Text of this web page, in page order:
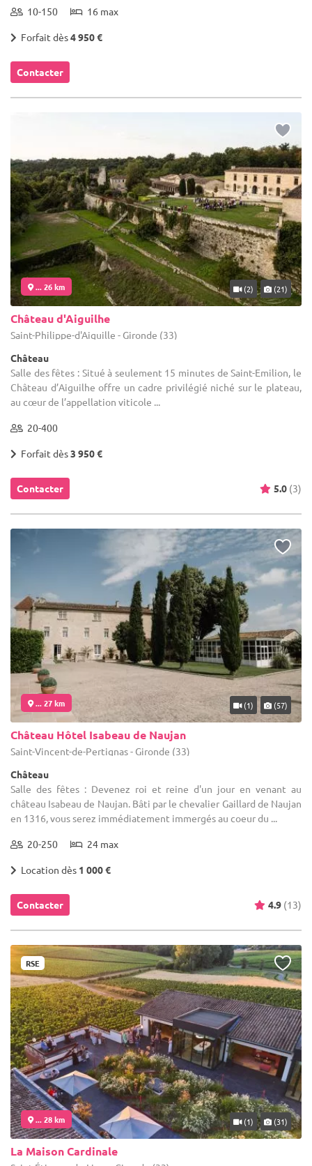
10-150 16 max
Forfait dès4 950 €
Contacter
... 26 km (2) (21)
Château d'Aiguilhe
Saint-Philippe-d'Aiguille - Gironde (33)
Château
Salle des fêtes : Situé à seulement 15 minutes de Saint-Emilion, le
Château d’Aiguilhe offre un cadre privilégié niché sur le plateau,
au cœur de l’appellation viticole ...
20-400
Forfait dès3 950 €
Contacter 5.0 (3)
... 27 km (1) (57)
Château Hôtel Isabeau de Naujan
Saint-Vincent-de-Pertignas - Gironde (33)
Château
Salle des fêtes : Devenez roi et reine d'un jour en venant au
château Isabeau de Naujan. Bâti par le chevalier Gaillard de Naujan
en 1316, vous serez immédiatement immergés au coeur du ...
20-250 24 max
Location dès 1 000 €
Contacter 4.9 (13)
RSE
... 28 km (1) (31)
La Maison Cardinale